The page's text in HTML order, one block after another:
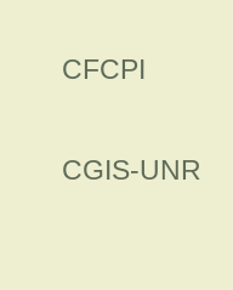
CFCPI
CGIS-UNR